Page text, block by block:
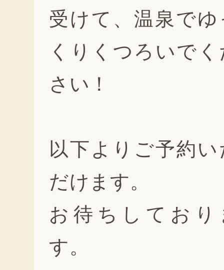
受けて、温泉でゆ
くりくつろいでく
さい！
以下よりご予約い
だけます。
お待ちしており
す。